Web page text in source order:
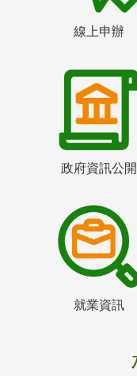
線上申辦
政府資訊公開
就業資訊